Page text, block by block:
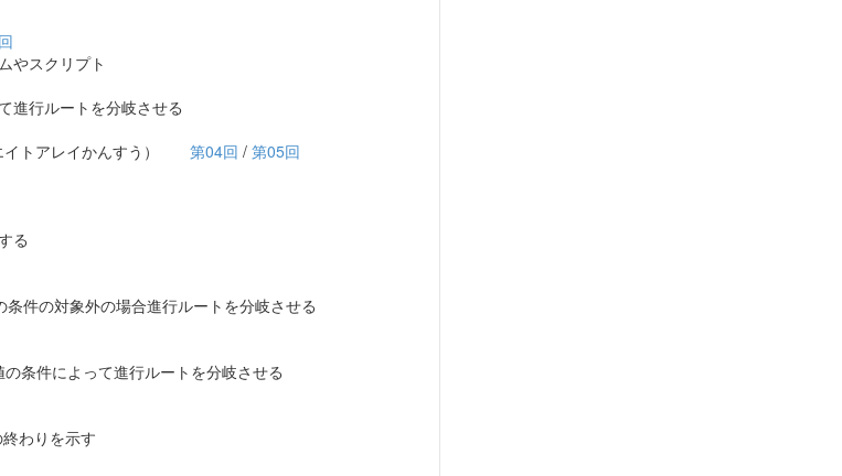
やスクリプト
行ルートを分岐させる
イトアレイかんすう） 第04回 / 第05回
る
の対象外の場合進行ルートを分岐させる
件によって進行ルートを分岐させる
わりを示す